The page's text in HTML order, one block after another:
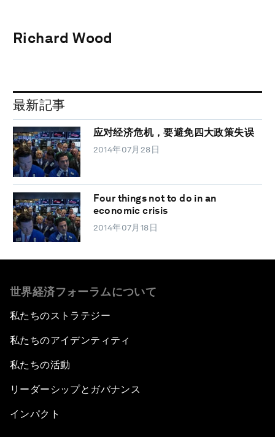
Richard Wood
最新記事
应对经济危机，要避免四大政策失误
2014年07月28日
Four things not to do in an
economic crisis
2014年07月18日
世界経済フォーラムについて
私たちのストラテジー
私たちのアイデンティティ
私たちの活動
リーダーシップとガバナンス
インパクト